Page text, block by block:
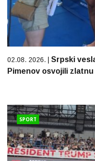
02.08. 2026. | Srpski
Pimenov osvojili zlatnu
SPORT